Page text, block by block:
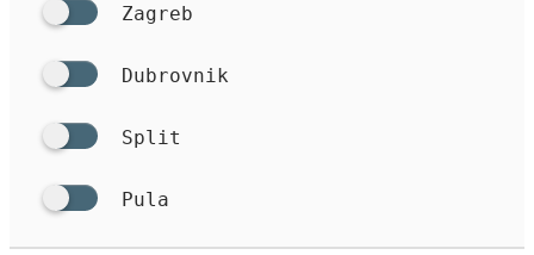
Zagreb
Dubrovnik
Split
Pula